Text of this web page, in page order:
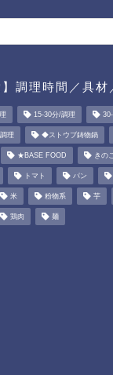
】調理時間／具材
15-30分/調理
理 ◆ストウブ鋳物鍋
★BASE FOOD きのこ
トマト パン
米 粉物系 芋
鶏肉 麺